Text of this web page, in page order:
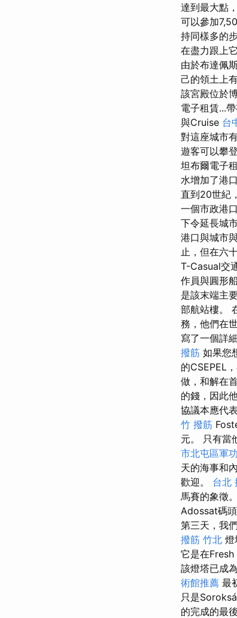
達到最大點
可以參加
持同樣多的
在盡力跟上
由於布達佩
己的領土上
該宮殿位於
電子租賃...
與Cruise 台
對這座城市
遊客可以攀
坦布爾電子
水增加了港
直到20世紀
一個市政港
下令延長城
港口與城市
止，但在六
T-Casual交
作員與圓形
是該末端主
部航站樓。
務，他們在
寫了一個詳
撥筋 如果您
的CSEPEL
做，和解在
的錢，因此
協議本應代
竹 撥筋
元。 只有當
市北屯區軍
天的海事和
歡迎。 台北
馬賽的象徵
Adossat碼
第三天，我
撥筋 竹北 燈
它是在Fresh
該燈塔已成
術館推薦 最
只是
的完成的最